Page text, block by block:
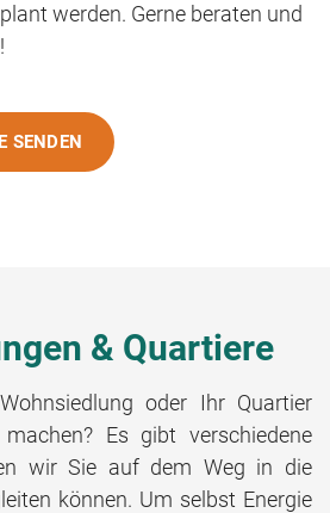
werden. Gerne beraten und
SENDEN
& Quartiere
oder Ihr Quartier
machen? Es gibt verschiedene
wir Sie auf dem Weg in die
können. Um selbst Energie